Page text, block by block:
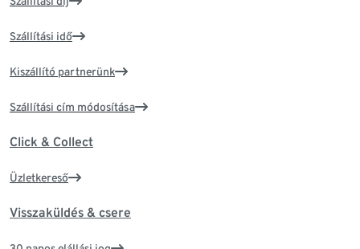
Szállítási idő
Kiszállító partnerünk
Szállítási cím módosítása
Click & Collect
Üzletkereső
Visszaküldés & csere